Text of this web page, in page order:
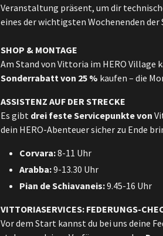
Veranstaltung präsent, um dir
eines der wichtigsten Wochenenden
SHOP & MONTAGE
Am Stand von Vittoria im HERO Village
Sonderrabatt von 25 % kaufen – die
ASSISTENZ AUF DER STRECKE
Es gibt drei feste Servicepunkte von
dein HERO-Abenteuer sicher zu Ende
Corvara:8-11 Uhr
Arabba:9-13.30 Uhr
Pian de Schiavaneis:9.45-16 Uhr
VITTORIASERVICES: FEDERUNGS-
Vor dem Start kannst du bei uns deine